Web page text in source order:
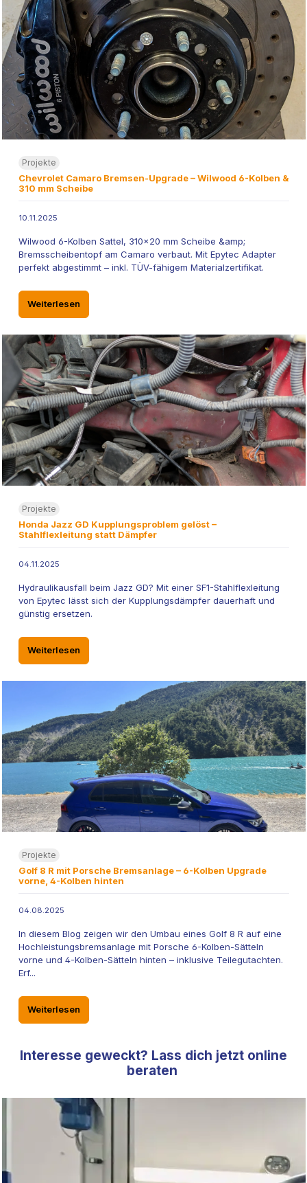
Projekte
Chevrolet Camaro Bremsen-Upgrade – Wilwood 6-Kolben &
310 mm Scheibe
10.11.2025
Wilwood 6-Kolben Sattel, 310x20 mm Scheibe &amp;
Bremsscheibentopf am Camaro verbaut. Mit Epytec Adapter
perfekt abgestimmt – inkl. TÜV-fähigem Materialzertifikat.
Weiterlesen
Projekte
Honda Jazz GD Kupplungsproblem gelöst –
Stahlflexleitung statt Dämpfer
04.11.2025
Hydraulikausfall beim Jazz GD? Mit einer SF1-Stahlflexleitung
von Epytec lässt sich der Kupplungsdämpfer dauerhaft und
günstig ersetzen.
Weiterlesen
Projekte
Golf 8 R mit Porsche Bremsanlage – 6-Kolben Upgrade
vorne, 4-Kolben hinten
04.08.2025
In diesem Blog zeigen wir den Umbau eines Golf 8 R auf eine
Hochleistungsbremsanlage mit Porsche 6-Kolben-Sätteln
vorne und 4-Kolben-Sätteln hinten – inklusive Teilegutachten.
Erf...
Weiterlesen
Interesse geweckt? Lass dich jetzt online
beraten